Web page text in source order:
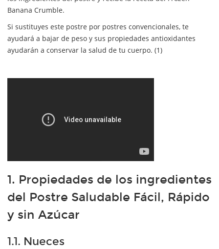
Banana Crumble.
Si sustituyes este postre por postres convencionales, te
ayudará a bajar de peso y sus propiedades antioxidantes
ayudarán a conservar la salud de tu cuerpo. (1)
1. Propiedades de los ingredientes
del Postre Saludable Fácil, Rápido
y sin Azúcar
1.1. Nueces